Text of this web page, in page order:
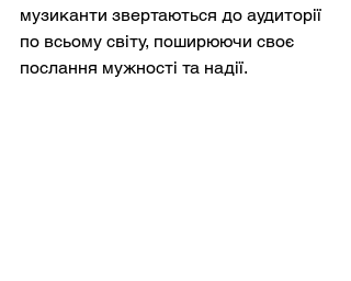
музиканти звертаються до аудиторії
по всьому світу, поширюючи своє
послання мужності та надії.